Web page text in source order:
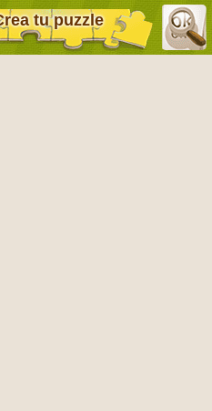
tu puzzle